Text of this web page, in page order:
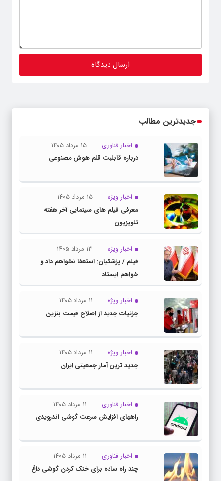
جدیدترین مطالب
اخبار فناوری
۱۵ مرداد ۱۴۰۵
درباره قابلیت قلم هوش مصنوعی
اخبار ویژه
۱۵ مرداد ۱۴۰۵
معرفی فیلم های سینمایی آخر هفته
تلویزیون
اخبار ویژه
۱۳ مرداد ۱۴۰۵
فیلم / پزشکیان: استعفا نخواهم داد و
خواهم ایستاد
اخبار ویژه
۱۱ مرداد ۱۴۰۵
جزئیات جدید از اصلاح قیمت بنزین
اخبار ویژه
۱۱ مرداد ۱۴۰۵
جدید ترین آمار جمعیتی ایران
اخبار فناوری
۱۱ مرداد ۱۴۰۵
راههای افزایش سرعت گوشی اندرویدی
اخبار فناوری
۱۱ مرداد ۱۴۰۵
چند راه‌ ساده برای خنک کردن گوشی داغ